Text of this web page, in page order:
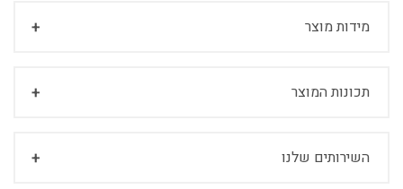
מידות מוצר
תכונות המוצר
השירותים שלנו